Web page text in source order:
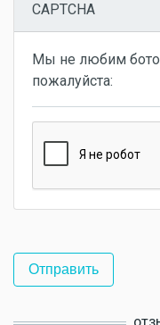
CAPTCHA
Мы не любим
пожалуйста: